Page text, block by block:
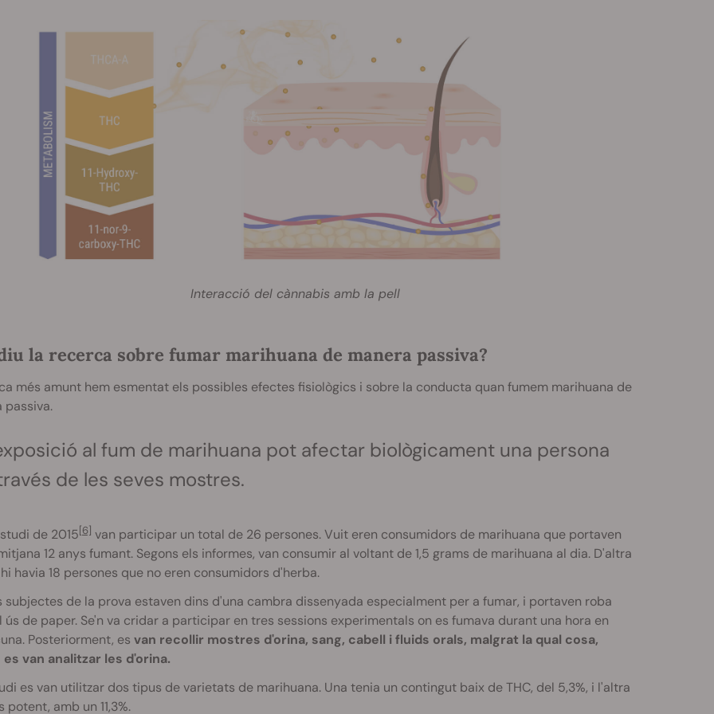
Interacció del cànnabis amb la pell
la recerca sobre fumar marihuana de manera passiva?
més amunt hem esmentat els possibles efectes fisiològics i sobre la conducta quan fumem marihuana de
passiva.
al fum de marihuana pot afectar biològicament una persona
de les seves mostres.
de 2015[6] van participar un total de 26 persones. Vuit eren consumidors de marihuana que portaven
12 anys fumant. Segons els informes, van consumir al voltant de 1,5 grams de marihuana al dia. D'altra
havia 18 persones que no eren consumidors d'herba.
subjectes de la prova estaven dins d'una cambra dissenyada especialment per a fumar, i portaven roba
ús de paper.Se'n va cridar a participar en tres sessions experimentals on es fumava durant una hora en
Posteriorment, es van recollir mostres d'orina, sang, cabell i fluids orals, malgrat la qual cosa,
van analitzar les d'orina.
es van utilitzar dos tipus de varietats de marihuana. Una tenia un contingut baix de THC, del 5,3%, i l'altra
potent, amb un 11,3%.